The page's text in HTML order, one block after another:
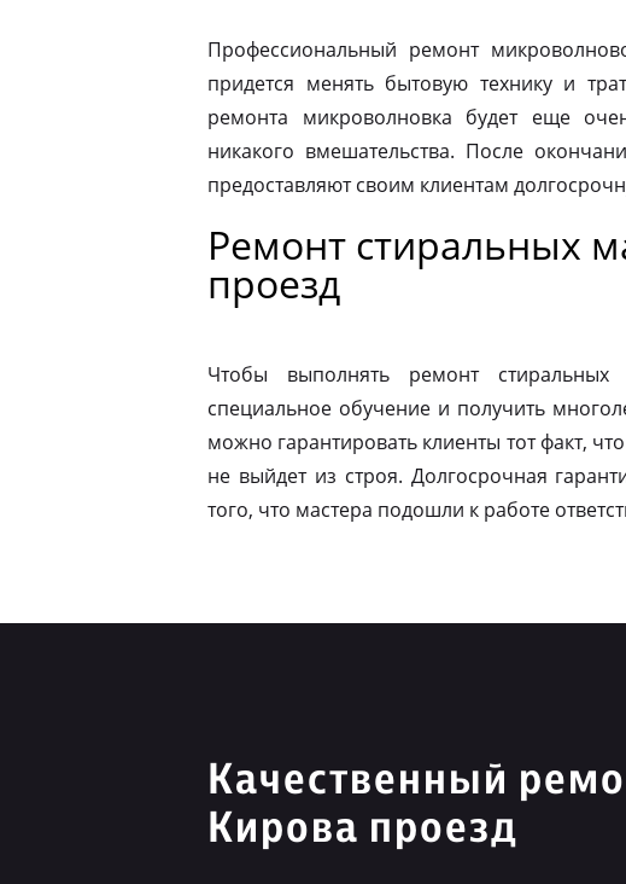
Профессиональный ремонт
придется менять бытовую технику и
ремонта микроволновка будет еще
никакого вмешательства. После
предоставляют своим клиентам
Ремонт стиральных
проезд
Чтобы выполнять ремонт
специальное обучение и получить
можно гарантировать клиенты тот факт,
не выйдет из строя. Долгосрочная
того, что мастера подошли к работе
Качественный
Кирова проезд